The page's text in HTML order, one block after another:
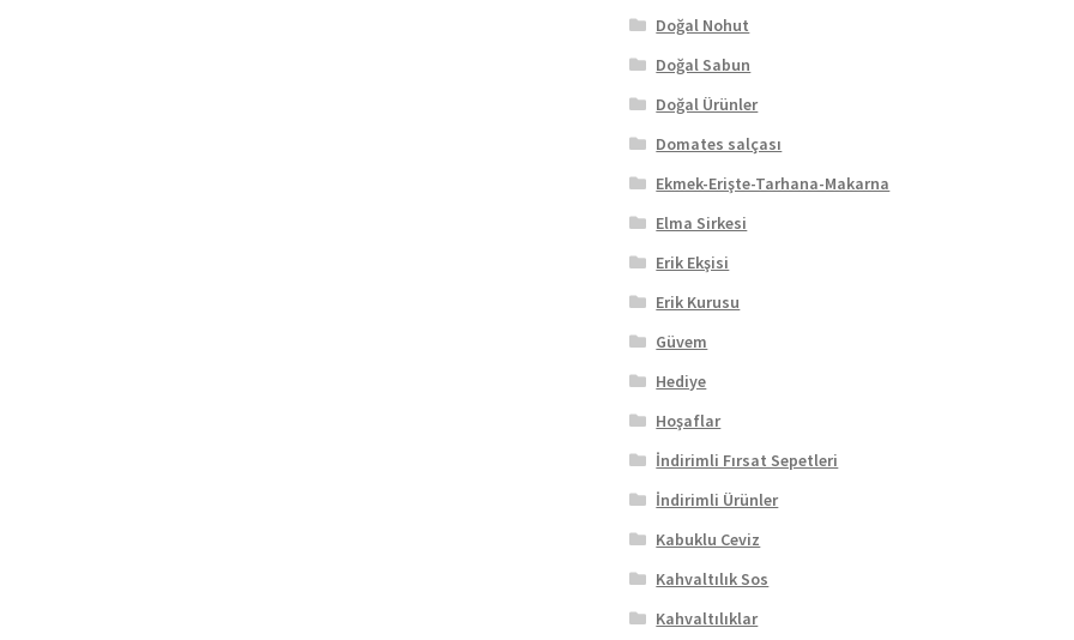
Doğal Nohut
Doğal Sabun
Doğal Ürünler
Domates salçası
Ekmek-Erişte-Tarhana-Makarna
Elma Sirkesi
Erik Ekşisi
Erik Kurusu
Güvem
Hediye
Hoşaflar
İndirimli Fırsat Sepetleri
İndirimli Ürünler
Kabuklu Ceviz
Kahvaltılık Sos
Kahvaltılıklar